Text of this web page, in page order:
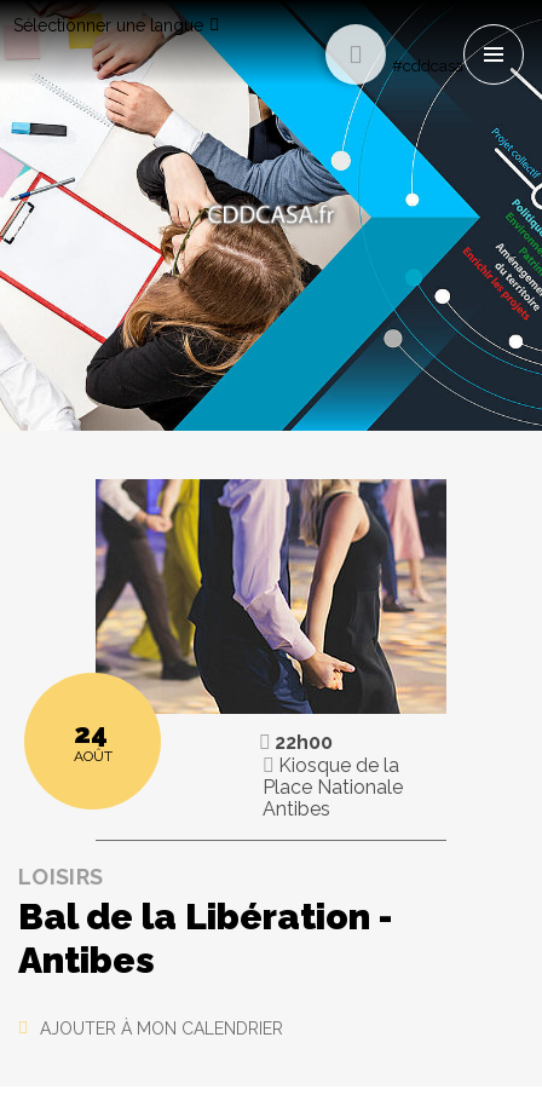
Sélectionner une langue
#cddcasa
24
AOÛT
22h00
Kiosque de la
Place Nationale
Antibes
LOISIRS
Bal de la Libération -
Antibes
AJOUTER À MON CALENDRIER